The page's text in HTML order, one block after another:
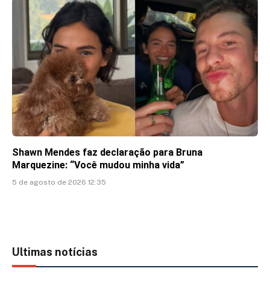
Shawn Mendes faz declaração para Bruna
Marquezine: “Você mudou minha vida”
5 de agosto de 2026 12:35
Ultimas notícias